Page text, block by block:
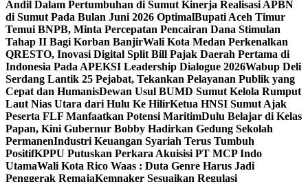
Andil Dalam Pertumbuhan di Sumut ‎ Kinerja Realisasi APBN
di Sumut Pada Bulan Juni 2026 Optimal‎‎Bupati Aceh Timur
Temui BNPB, Minta Percepatan Pencairan Dana Stimulan
Tahap II Bagi Korban BanjirWali Kota Medan Perkenalkan
QRESTO, Inovasi Digital Split Bill Pajak Daerah Pertama di
Indonesia Pada APEKSI Leadership Dialogue 2026Wabup Deli
Serdang Lantik 25 Pejabat, Tekankan Pelayanan Publik yang
Cepat dan HumanisDewan Usul BUMD Sumut Kelola Rumput
Laut Nias Utara dari Hulu Ke HilirKetua HNSI Sumut Ajak
Peserta FLF Manfaatkan Potensi MaritimDulu Belajar di Kelas
Papan, Kini Gubernur Bobby Hadirkan Gedung Sekolah
PermanenIndustri Keuangan Syariah Terus Tumbuh
PositifKPPU Putuskan Perkara Akuisisi PT MCP Indo
UtamaWali Kota Rico Waas : Duta Genre Harus Jadi
Penggerak RemajaKemnaker Sesuaikan Regulasi